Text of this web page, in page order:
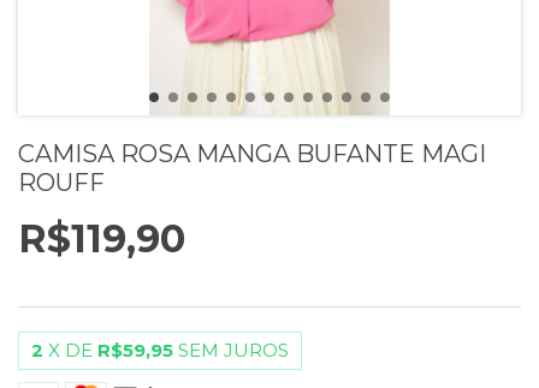
CAMISA ROSA MANGA BUFANTE MAGI
ROUFF
R$119,90
2 X DE R$59,95 SEM JUROS